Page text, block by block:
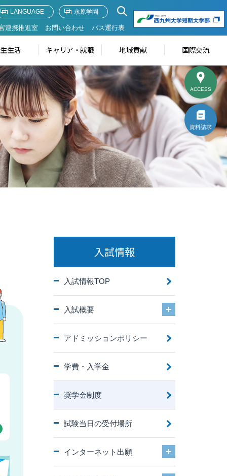
ACCESS
資料請求
連携推進室 お問い合わせ バス運行表
LANGUAGE 永原学園
生活 キャリア・就職 地域貢献 国際交流
入試情報
入試情報TOP
入試概要
アドミッションポリシー
学費・入学金
奨学金制度
試験当日の受付場所
インターネット出願